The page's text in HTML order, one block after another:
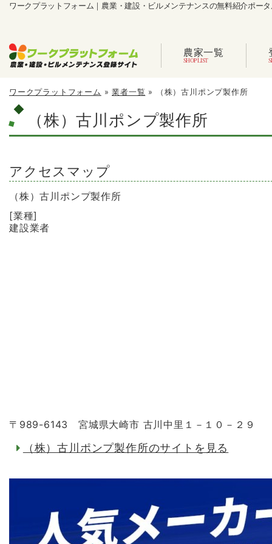
ワークプラットフォーム｜農業・建設・ビルメンテナンスの無料紹介ポー
農家一覧
ワークプラットフォーム »業者一覧 » （株）古川ポンプ製作所
（株）古川ポンプ製作所
アクセスマップ
（株）古川ポンプ製作所
[業種]
建設業者
〒989-6143 宮城県大崎市 古川中里１－１０－２９
（株）古川ポンプ製作所のサイトを見る